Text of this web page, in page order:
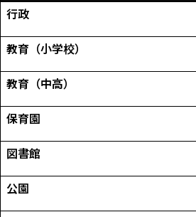
行政
教育（小学校）
教育（中高）
保育園
図書館
公園